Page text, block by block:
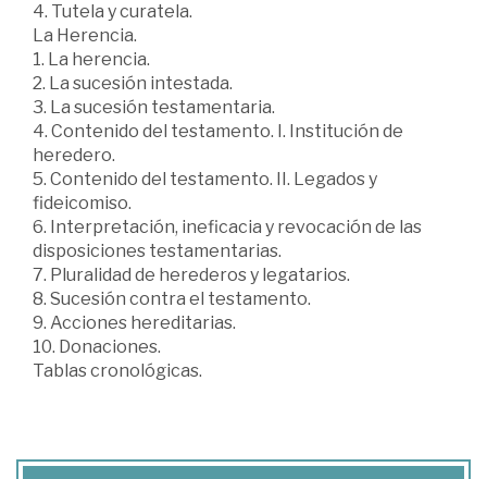
4. Tutela y curatela.
La Herencia.
1. La herencia.
2. La sucesión intestada.
3. La sucesión testamentaria.
4. Contenido del testamento. I. Institución de
heredero.
5. Contenido del testamento. II. Legados y
fideicomiso.
6. Interpretación, ineficacia y revocación de las
disposiciones testamentarias.
7. Pluralidad de herederos y legatarios.
8. Sucesión contra el testamento.
9. Acciones hereditarias.
10. Donaciones.
Tablas cronológicas.